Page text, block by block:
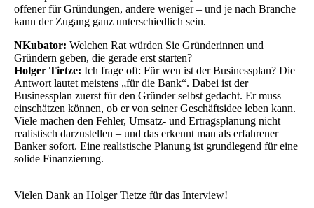
offener für Gründungen, andere weniger – und je nach Branche
kann der Zugang ganz unterschiedlich sein.
NKubator: Welchen Rat würden Sie Gründerinnen und
Gründern geben, die gerade erst starten?
Holger Tietze: Ich frage oft: Für wen ist der Businessplan? Die
Antwort lautet meistens „für die Bank“. Dabei ist der
Businessplan zuerst für den Gründer selbst gedacht. Er muss
einschätzen können, ob er von seiner Geschäftsidee leben kann.
Viele machen den Fehler, Umsatz- und Ertragsplanung nicht
realistisch darzustellen – und das erkennt man als erfahrener
Banker sofort. Eine realistische Planung ist grundlegend für eine
solide Finanzierung.
Vielen Dank an Holger Tietze für das Interview!